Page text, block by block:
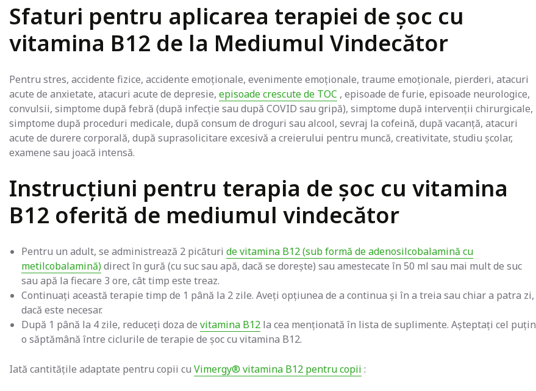
Sfaturi pentru aplicarea terapiei de șoc cu
vitamina B12 de la Mediumul Vindecător
Pentru stres, accidente fizice, accidente emoționale, evenimente emoționale, traume emoționale, pierderi, atacuri
acute de anxietate, atacuri acute de depresie, episoade crescute de TOC , episoade de furie, episoade neurologice,
convulsii, simptome după febră (după infecție sau după COVID sau gripă), simptome după intervenții chirurgicale,
simptome după proceduri medicale, după consum de droguri sau alcool, sevraj la cofeină, după vacanță, atacuri
acute de durere corporală, după suprasolicitare excesivă a creierului pentru muncă, creativitate, studiu școlar,
examene sau joacă intensă.
Instrucțiuni pentru terapia de șoc cu vitamina
B12 oferită de mediumul vindecător
Pentru un adult, se administrează 2 picături de vitamina B12 (sub formă de adenosilcobalamină cu
metilcobalamină)direct în gură (cu suc sau apă, dacă se dorește) sau amestecate în 50 ml sau mai mult de suc
sau apă la fiecare 3 ore, cât timp este treaz.
Continuați această terapie timp de 1 până la 2 zile. Aveți opțiunea de a continua și în a treia sau chiar a patra zi,
dacă este necesar.
După 1 până la 4 zile, reduceți doza de vitamina B12 la cea menționată în lista de suplimente. Așteptați cel puțin
o săptămână între ciclurile de terapie de șoc cu vitamina B12.
Iată cantitățile adaptate pentru copii cu Vimergy® vitamina B12 pentru copii :